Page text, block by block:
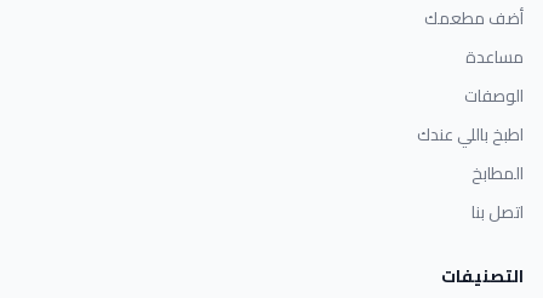
أضف مطعمك
مساعدة
الوصفات
اطبخ باللي عندك
المطابخ
اتصل بنا
التصنيفات